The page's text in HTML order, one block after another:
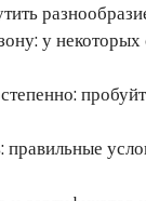
у некоторых